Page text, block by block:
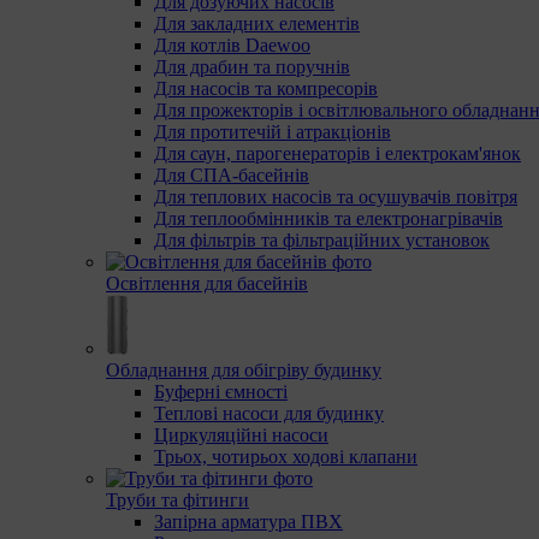
Для закладних елементів
Для котлів Daewoo
Для драбин та поручнів
Для насосів та компресорів
Для прожекторів і освітлювального
Для протитечій і атракціонів
Для саун, парогенераторів і електрокам'янок
Для СПА-басейнів
Для теплових насосів та осушувачів повітря
Для теплообмінників та електронагрівачів
Для фільтрів та фільтраційних установок
Освітлення для басейнів
Обладнання для обігріву будинку
Буферні ємності
Теплові насоси для будинку
Циркуляційні насоси
Трьох, чотирьох ходові клапани
Труби та фітинги
Запірна арматура ПВХ